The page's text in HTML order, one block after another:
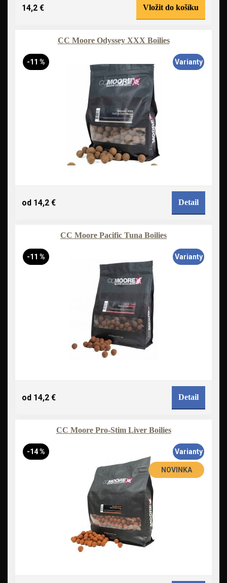
14,2 € Vložit do košíku
CC Moore Odyssey XXX Boilies
-11 % Varianty
od 14,2 € Detail
CC Moore Pacific Tuna Boilies
-11 % Varianty
od 14,2 € Detail
CC Moore Pro-Stim Liver Boilies
-14 %
NOVINKA
Varianty